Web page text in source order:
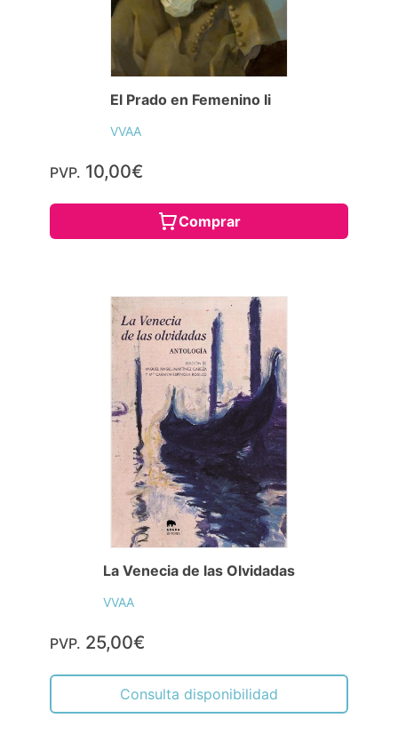
El Prado en Femenino Ii
VVAA
PVP. 10,00€
Comprar
La Venecia de las Olvidadas
VVAA
PVP. 25,00€
Consulta disponibilidad